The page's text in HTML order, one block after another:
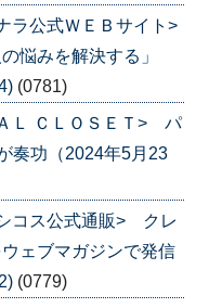
ラ公式ＷＥＢサイト>
悩みを解決する」
(0781)
Ｌ ＣＬＯＳＥＴ> パ
奏功（2024年5月23
コス公式通販> クレ
ェブマガジンで発信
(0779)